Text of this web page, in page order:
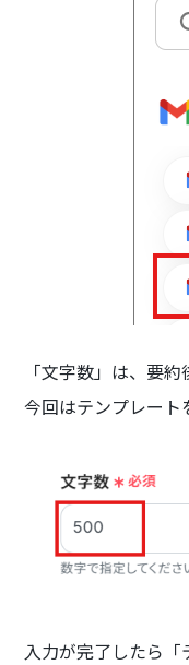
「文字数」は、要
今回はテンプレート
入力が完了したら